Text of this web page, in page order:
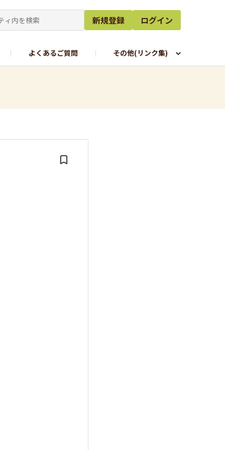
新規登録 ログイン
よくあるご質問 その他(リンク集)